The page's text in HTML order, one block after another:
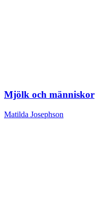
Mjölk och människor
Matilda Josephson